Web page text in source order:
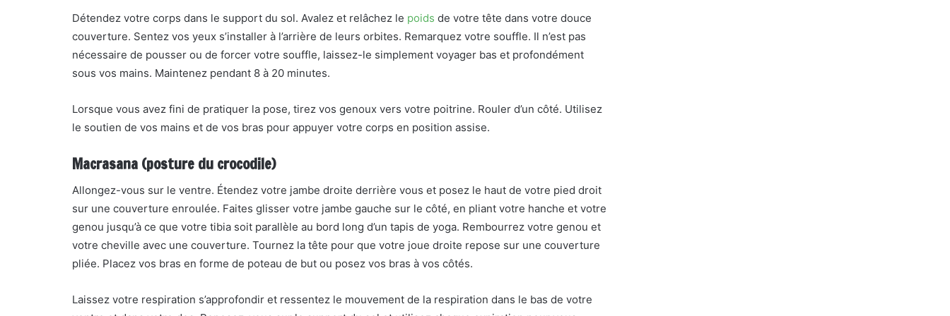
Détendez votre corps dans le support du sol. Avalez et relâchez le poids de votre tête dans votre douce
couverture. Sentez vos yeux s’installer à l’arrière de leurs orbites. Remarquez votre souffle. Il n’est pas
nécessaire de pousser ou de forcer votre souffle, laissez-le simplement voyager bas et profondément
sous vos mains. Maintenez pendant 8 à 20 minutes.
Lorsque vous avez fini de pratiquer la pose, tirez vos genoux vers votre poitrine. Rouler d’un côté. Utilisez
le soutien de vos mains et de vos bras pour appuyer votre corps en position assise.
Macrasana (posture du crocodile)
Allongez-vous sur le ventre. Étendez votre jambe droite derrière vous et posez le haut de votre pied droit
sur une couverture enroulée. Faites glisser votre jambe gauche sur le côté, en pliant votre hanche et votre
genou jusqu’à ce que votre tibia soit parallèle au bord long d’un tapis de yoga. Rembourrez votre genou et
votre cheville avec une couverture. Tournez la tête pour que votre joue droite repose sur une couverture
pliée. Placez vos bras en forme de poteau de but ou posez vos bras à vos côtés.
Laissez votre respiration s’approfondir et ressentez le mouvement de la respiration dans le bas de votre